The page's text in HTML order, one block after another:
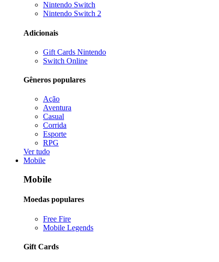
Nintendo Switch
Nintendo Switch 2
Adicionais
Gift Cards Nintendo
Switch Online
Gêneros populares
Ação
Aventura
Casual
Corrida
Esporte
RPG
Ver tudo
Mobile
Mobile
Moedas populares
Free Fire
Mobile Legends
Gift Cards